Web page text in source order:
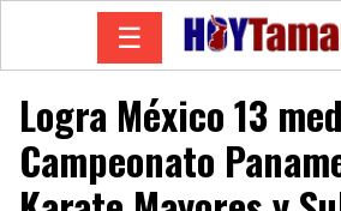
☰
Logra México 13
Campeonato